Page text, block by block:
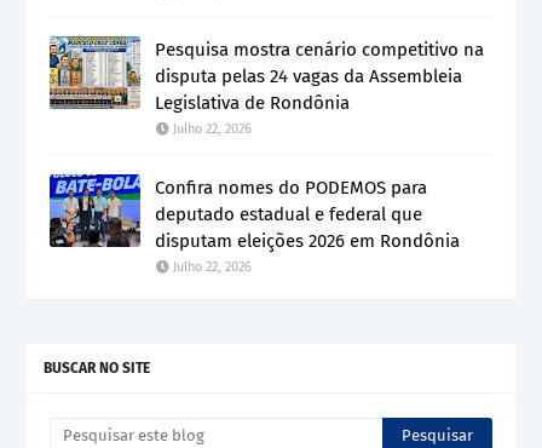
Pesquisa mostra cenário competitivo na
disputa pelas 24 vagas da Assembleia
Legislativa de Rondônia
Julho 22, 2026
Confira nomes do PODEMOS para
deputado estadual e federal que
disputam eleições 2026 em Rondônia
Julho 22, 2026
BUSCAR NO SITE